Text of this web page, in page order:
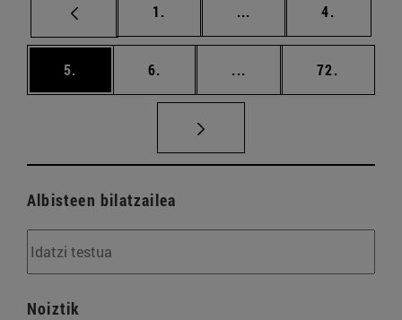
1. ... Tarteko orrialdeak
4.
5. 6. ... Tarteko orrialdeak
72.
Albisteen bilatzailea
Noiztik